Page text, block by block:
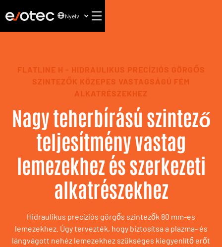
Nyelv
FLATLINE H - HIDRAULIKUS PRECÍZIÓS GÖRGŐS
SZINTEZŐK KÖZEPES VASTAGSÁGÚ FÉM
ALKATRÉSZEKHEZ
Nagy teherbírású szintező
teljesítmény vastag
lemezekhez és szerkezeti
alkatrészekhez
Hidraulikus precíziós görgős szintezők 80 mm-es
lemezekhez. Úgy tervezték, hogy biztosítsa a plazma- és
lángvágott nehéz lemezekhez szükséges kiegyenlítő erőt